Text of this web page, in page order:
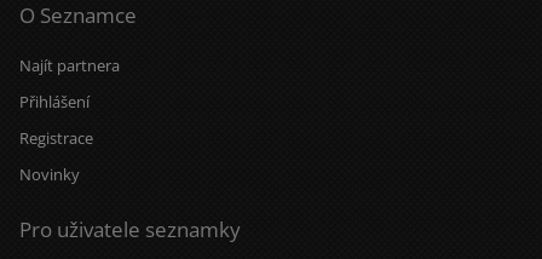
O Seznamce
Najít partnera
Přihlášení
Registrace
Novinky
Pro uživatele seznamky